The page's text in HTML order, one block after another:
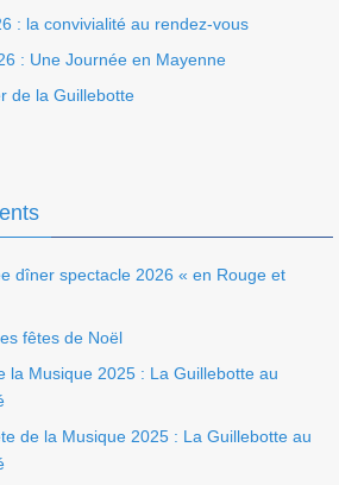
: la convivialité au rendez-vous
: Une Journée en Mayenne
de la Guillebotte
dîner spectacle 2026 « en Rouge et
fêtes de Noël
la Musique 2025 : La Guillebotte au
de la Musique 2025 : La Guillebotte au